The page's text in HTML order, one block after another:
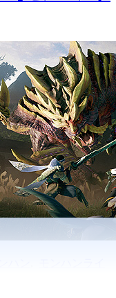
わ！！！羨
モンハンラ